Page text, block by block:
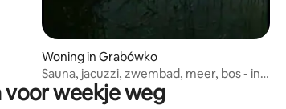
Woning in Grabówko
Sauna, jacuzzi, zwembad, meer, bos - in
Na Luzie in Lesie
voor weekje weg